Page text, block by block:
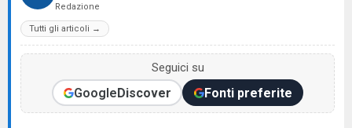
Redazione
Tutti gli articoli →
Seguici su
GoogleDiscover Fonti preferite